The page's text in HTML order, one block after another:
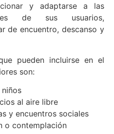
y adaptarse a las
de sus usuarios,
de encuentro, descanso y
pueden incluirse en el
son:
al aire libre
y encuentros sociales
o contemplación